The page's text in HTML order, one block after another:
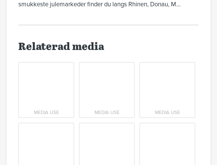
smukkeste julemarkeder finder du langs Rhinen, Donau, M...
Relaterad media
MEDIA USE MEDIA USE MEDIA USE